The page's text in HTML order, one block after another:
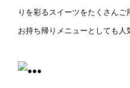
りを彩るスイーツをたくさんご
お持ち帰りメニューとしても